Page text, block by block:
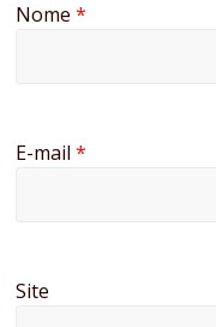
Nome*
E-mail*
Site